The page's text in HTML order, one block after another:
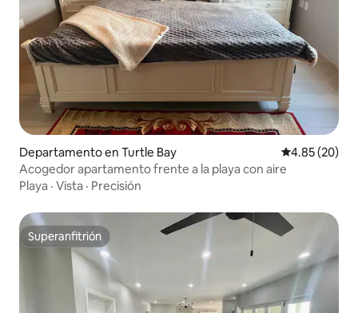
Departamento en Turtle Bay Calificación
4.85 (20)
Acogedor apartamento frente a la playa con aire
Playa · Vista · Precisión
Superanfitrión
Superanfitrión